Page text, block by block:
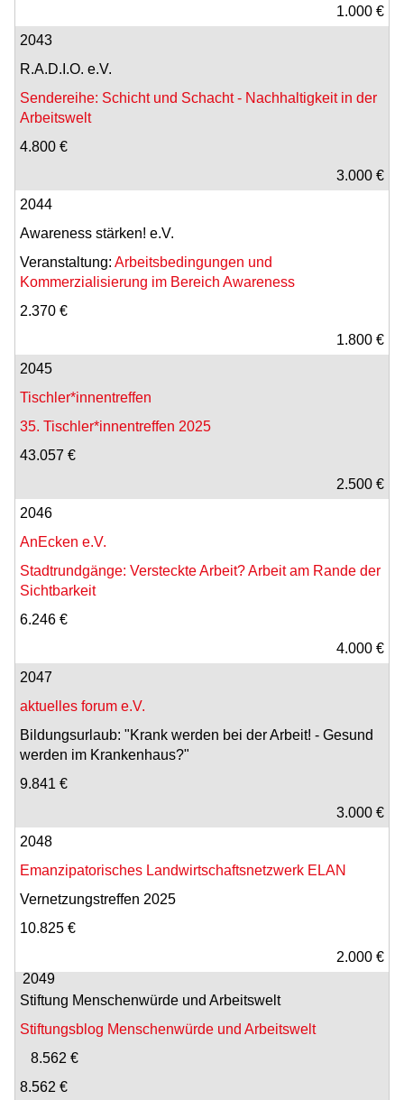
1.000 €
2043
R.A.D.I.O. e.V.
Sendereihe: Schicht und Schacht - Nachhaltigkeit in der
Arbeitswelt
4.800 €
3.000 €
2044
Awareness stärken! e.V.
Veranstaltung: Arbeitsbedingungen und
Kommerzialisierung im Bereich Awareness
2.370 €
1.800 €
2045
Tischler*innentreffen
35. Tischler*innentreffen 2025
43.057 €
2.500 €
2046
AnEcken e.V.
Stadtrundgänge: Versteckte Arbeit? Arbeit am Rande der
Sichtbarkeit
6.246 €
4.000 €
2047
aktuelles forum e.V.
Bildungsurlaub: "Krank werden bei der Arbeit! - Gesund
werden im Krankenhaus?"
9.841 €
3.000 €
2048
Emanzipatorisches Landwirtschaftsnetzwerk ELAN
Vernetzungstreffen 2025
10.825 €
2.000 €
2049
Stiftung Menschenwürde und Arbeitswelt
Stiftungsblog Menschenwürde und Arbeitswelt
8.562 €
8.562 €